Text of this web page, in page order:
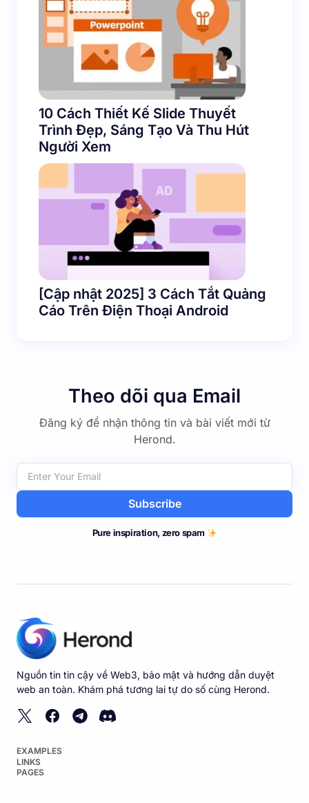
10 Cách Thiết Kế Slide Thuyết
Trình Đẹp, Sáng Tạo Và Thu Hút
Người Xem
[Cập nhật 2025] 3 Cách Tắt Quảng
Cáo Trên Điện Thoại Android
Theo dõi qua Email
Đăng ký để nhận thông tin và bài viết mới từ
Herond.
Subscribe
Pure inspiration, zero spam
Nguồn tin tin cậy về Web3, bảo mật và hướng dẫn duyệt
web an toàn. Khám phá tương lai tự do số cùng Herond.
EXAMPLES
LINKS
PAGES